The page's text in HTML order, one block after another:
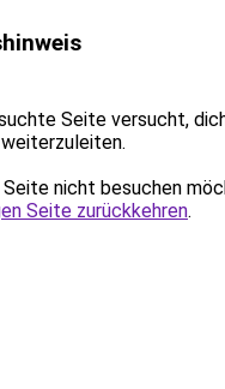
Seite versucht,
Seite nicht besuchen
Seite zurückkehren.